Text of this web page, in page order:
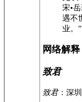
宋•
遇不
业。”
网络解释
致君
致君：深圳